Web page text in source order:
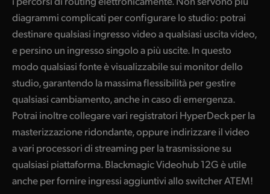
UAE
Ukraine
United States
diagrammi complicati per configurare lo studio: potrai
destinare qualsiasi ingresso video a qualsiasi uscita video,
e persino un ingresso singolo a più uscite. In questo
modo qualsiasi fonte è visualizzabile sui monitor dello
studio, garantendo la massima flessibilità per gestire
qualsiasi cambiamento, anche in caso di emergenza.
Potrai inoltre collegare vari registratori HyperDeck per la
masterizzazione ridondante, oppure indirizzare il video
a vari processori di streaming per la trasmissione su
qualsiasi piattaforma. Blackmagic Videohub 12G è utile
anche per fornire ingressi aggiuntivi allo switcher ATEM!